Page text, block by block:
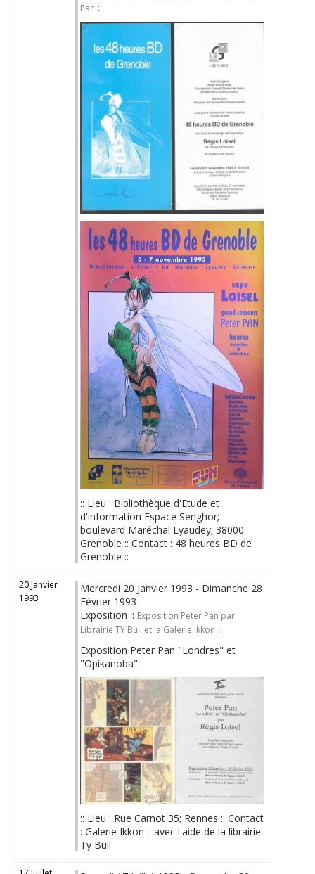
Pan ::
:: Lieu : Bibliothèque d'Etude et
d'information Espace Senghor;
boulevard Maréchal Lyaudey; 38000
Grenoble :: Contact : 48 heures BD de
Grenoble ::
20 Janvier
1993
Mercredi 20 Janvier 1993 - Dimanche 28
Février 1993
Exposition :: Exposition Peter Pan par
Librairie TY Bull et la Galerie Ikkon ::
Exposition Peter Pan "Londres" et
"Opikanoba"
:: Lieu : Rue Carnot 35; Rennes :: Contact
: Galerie Ikkon :: avec l'aide de la librairie
Ty Bull